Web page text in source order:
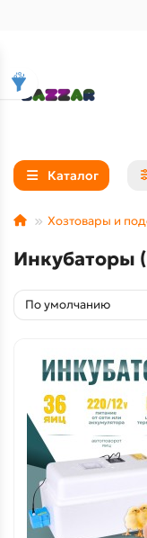
Каталог
Хозтовары и
Инкубаторы